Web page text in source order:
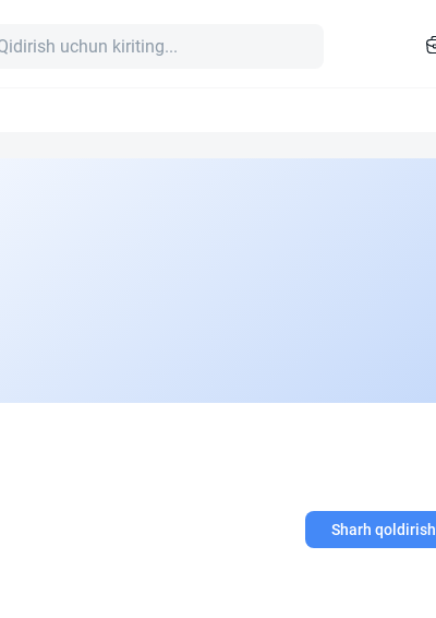
Sharh qoldirish